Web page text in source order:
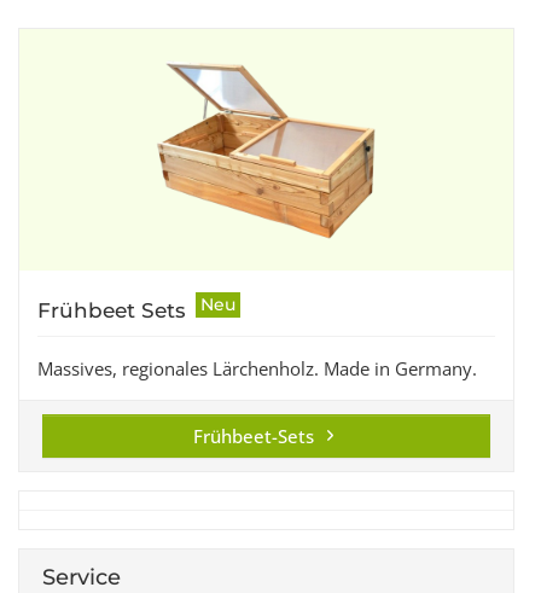
Frühbeet Sets Neu
Massives, regionales Lärchenholz. Made in Germany.
Frühbeet-Sets
Service